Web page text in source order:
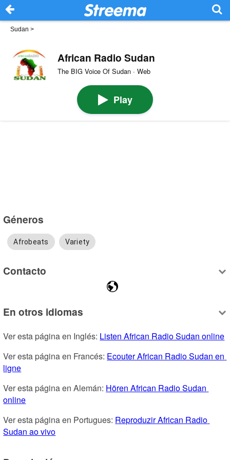
Sudan >
African Radio Sudan
The BIG Voice Of Sudan · Web
Play
Géneros
Afrobeats Variety
Contacto
En otros idiomas
Ver esta página en Inglés: Listen African Radio Sudan online
Ver esta página en Francés: Ecouter African Radio Sudan en
ligne
Ver esta página en Alemán: Hören African Radio Sudan
online
Ver esta página en Portugues: Reproduzir African Radio
Sudan ao vivo